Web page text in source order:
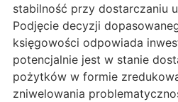
stabilność przy dostarczaniu
Podjęcie decyzji
księgowości odpowiada
potencjalnie jest w stanie
pożytków w formie
zniwelowania